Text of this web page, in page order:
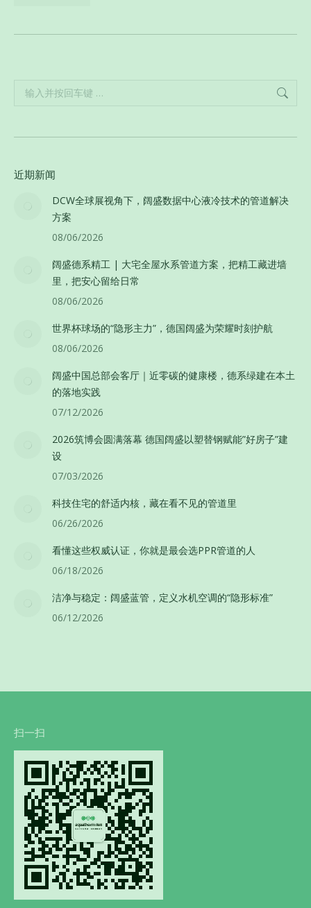
Search:
近期新闻
DCW全球展视角下，阔盛数据中心液冷技术的管道解决
方案
08/06/2026
阔盛德系精工 | 大宅全屋水系管道方案，把精工藏进墙
里，把安心留给日常
08/06/2026
世界杯球场的“隐形主力”，德国阔盛为荣耀时刻护航
08/06/2026
阔盛中国总部会客厅｜近零碳的健康楼，德系绿建在本土
的落地实践
07/12/2026
2026筑博会圆满落幕 德国阔盛以塑替钢赋能”好房子”建
设
07/03/2026
科技住宅的舒适内核，藏在看不见的管道里
06/26/2026
看懂这些权威认证，你就是最会选PPR管道的人
06/18/2026
洁净与稳定：阔盛蓝管，定义水机空调的“隐形标准”
06/12/2026
扫一扫